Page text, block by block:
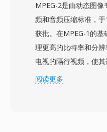
实现高效定位。MTS
的完整质量，使其适合
H.264压缩的使用在视
了有效平衡，可在常见
现更长的录制时间。
辑软件识别，可直接导
MPEG-2是由动态图
频和音频压缩标准，
获批。在MPEG-1的基
理更高的比特率和分
电视的隔行视频，使
容的各种应用。该标准
阅读更多